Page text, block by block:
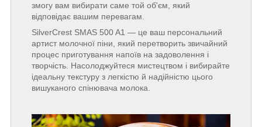
змогу вам вибирати саме той об'єм, який
відповідає вашим перевагам.
SilverCrest SMAS 500 A1 — це ваш персональний
артист молочної піни, який перетворить звичайний
процес приготування напоїв на задоволення і
творчість. Насолоджуйтеся мистецтвом і вибирайте
ідеальну текстуру з легкістю й надійністю цього
вишуканого спінювача молока.